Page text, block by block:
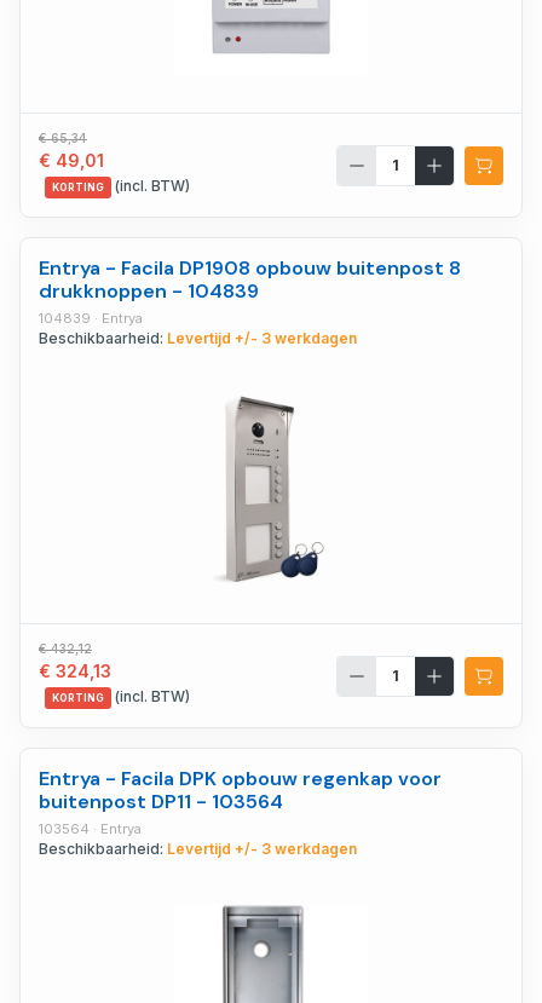
€ 65,34
€ 49,01
KORTING (incl. BTW)
Entrya - Facila DP1908 opbouw buitenpost 8
drukknoppen - 104839
104839 · Entrya
Beschikbaarheid: Levertijd +/- 3 werkdagen
€ 432,12
€ 324,13
KORTING (incl. BTW)
Entrya - Facila DPK opbouw regenkap voor
buitenpost DP11 - 103564
103564 · Entrya
Beschikbaarheid: Levertijd +/- 3 werkdagen